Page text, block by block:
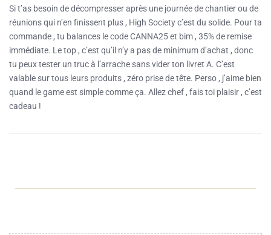
Si t’as besoin de décompresser après une journée de chantier ou de
réunions qui n’en finissent plus , High Society c’est du solide. Pour ta
commande , tu balances le code CANNA25 et bim , 35% de remise
immédiate. Le top , c’est qu’il n’y a pas de minimum d’achat , donc
tu peux tester un truc à l’arrache sans vider ton livret A. C’est
valable sur tous leurs produits , zéro prise de tête. Perso , j’aime bien
quand le game est simple comme ça. Allez chef , fais toi plaisir , c’est
cadeau !